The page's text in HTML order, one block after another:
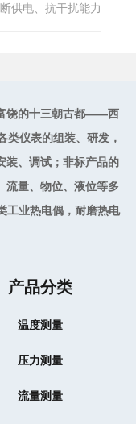
供电、抗干扰能力
饶的十三朝古都——西
类仪表的组装、研发，
装、调试；非标产品的
流量、物位、液位等多
工业热电偶，耐磨热电
产品分类
温度测量
压力测量
流量测量